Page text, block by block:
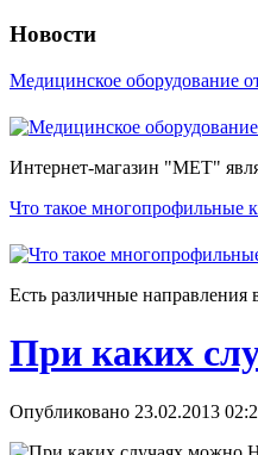
Новости
Медицинское оборудование
Интернет-магазин "МЕТ"
Что такое многопрофильные
Есть различные
При каких
Опубликовано 23.02.2013